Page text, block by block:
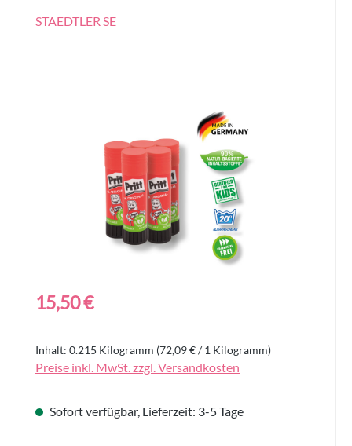
STAEDTLER SE
Regulärer Preis:
15,50 €
Inhalt: 0.215 Kilogramm (72,09 € / 1 Kilogramm)
Preise inkl. MwSt. zzgl. Versandkosten
Sofort verfügbar, Lieferzeit: 3-5 Tage